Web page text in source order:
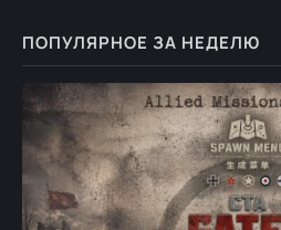
ПОПУЛЯРНОЕ ЗА НЕДЕЛЮ